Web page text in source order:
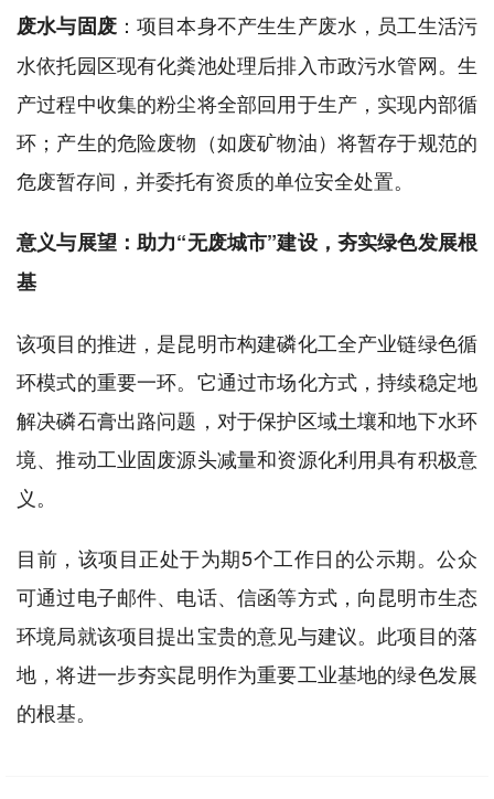
废水与固废：项目本身不产生生产废水，员工生活污
水依托园区现有化粪池处理后排入市政污水管网。生
产过程中收集的粉尘将全部回用于生产，实现内部循
环；产生的危险废物（如废矿物油）将暂存于规范的
危废暂存间，并委托有资质的单位安全处置。
意义与展望：助力“无废城市”建设，夯实绿色发展根
基
该项目的推进，是昆明市构建磷化工全产业链绿色循
环模式的重要一环。它通过市场化方式，持续稳定地
解决磷石膏出路问题，对于保护区域土壤和地下水环
境、推动工业固废源头减量和资源化利用具有积极意
义。
目前，该项目正处于为期5个工作日的公示期。公众
可通过电子邮件、电话、信函等方式，向昆明市生态
环境局就该项目提出宝贵的意见与建议。此项目的落
地，将进一步夯实昆明作为重要工业基地的绿色发展
的根基。